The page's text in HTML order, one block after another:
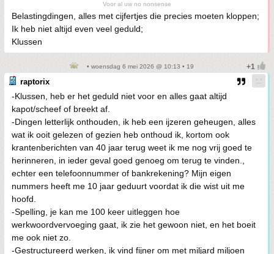
Voor al uw no nonsense
Belastingdingen, alles met cijfertjes die precies moeten kloppen;
Ik heb niet altijd even veel geduld;
Klussen
• woensdag 6 mei 2026 @ 10:13 • 19
raptorix
-Klussen, heb er het geduld niet voor en alles gaat altijd
kapot/scheef of breekt af.
-Dingen letterlijk onthouden, ik heb een ijzeren geheugen, alles
wat ik ooit gelezen of gezien heb onthoud ik, kortom ook
krantenberichten van 40 jaar terug weet ik me nog vrij goed te
herinneren, in ieder geval goed genoeg om terug te vinden.,
echter een telefoonnummer of bankrekening? Mijn eigen
nummers heeft me 10 jaar geduurt voordat ik die wist uit me
hoofd.
-Spelling, je kan me 100 keer uitleggen hoe
werkwoordvervoeging gaat, ik zie het gewoon niet, en het boeit
me ook niet zo.
-Gestructureerd werken, ik vind fijner om met miljard miljoen